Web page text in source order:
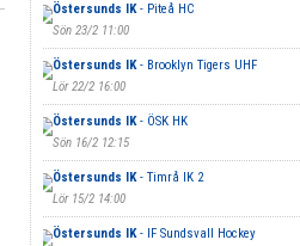
Östersunds IK- Piteå HC
Sön 23/2 11:00
Östersunds IK- Brooklyn Tigers UHF
Lör 22/2 16:00
Östersunds IK- ÖSK HK
Sön 16/2 12:15
Östersunds IK- Timrå IK 2
Lör 15/2 14:00
Östersunds IK- IF Sundsvall Hockey